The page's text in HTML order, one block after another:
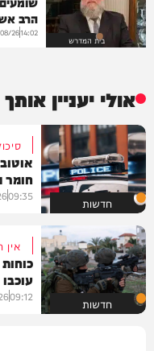
בית המדרש
הרב
14:02
26
אולי יעניין
חדשות
חומר
09:35
חדשות
עוכבו
09:12